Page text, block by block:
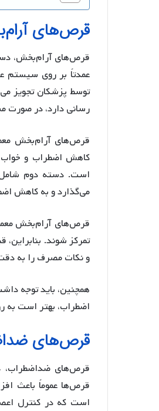
قرص‌های
قرص‌های آرام‌بخش،
عمدتاً بر روی سیستم
توسط پزشکان تجویز
رسانی دارد، در صورت
قرص‌های آرام‌بخش
کاهش اضطراب و خواب
است. دسته دوم شامل
می‌گذارد و به کاهش
قرص‌های آرام‌بخش
تمرکز شوند.
و نکات مصرف را به
همچنین، باید توجه
اضطراب، بهتر است به
قرص‌های
قرص‌های ضداضطراب،